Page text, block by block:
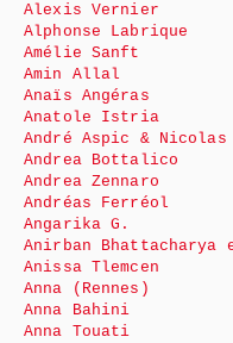
Alexis Vernier
Alphonse Labrique
Amélie Sanft
Amin Allal
Anaïs Angéras
Anatole Istria
André Aspic & Nicolas
Andrea Bottalico
Andrea Zennaro
Andréas Ferréol
Angarika G.
Anirban
Anissa Tlemcen
Anna (Rennes)
Anna Bahini
Anna Touati